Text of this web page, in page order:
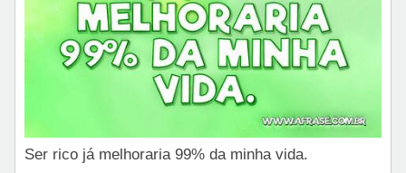
Ser rico já melhoraria 99% da minha vida.